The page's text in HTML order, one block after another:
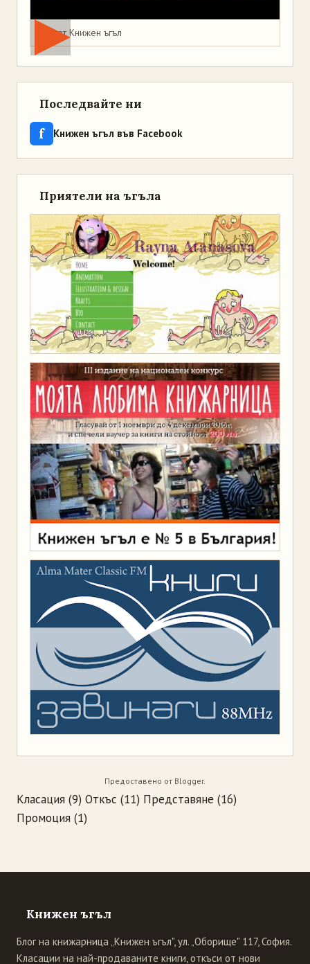
Мая от Книжен ъгъл
Последвайте ни
f Книжен ъгъл във Facebook
Приятели на ъгъла
Предоставено от Blogger.
Класация (9) Откъс (11) Представяне (16)
Промоция (1)
Книжен ъгъл
Блог на книжарница „Книжен ъгъл", ул. „Оборище" 117, София.
Класации на най-продаваните книги, откъси от нови